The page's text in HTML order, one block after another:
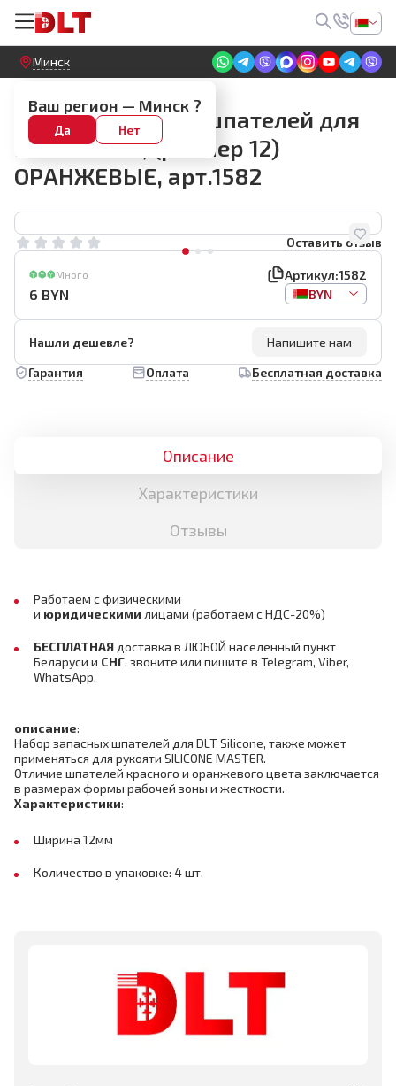
Круглосуточный! Прием заявок на сайте
Минск
Ваш регион — Минск ?
Да Нет
Наборы запасных шпателей
Набор запасных шпателей для
DLT Silicone, (размер 12)
ОРАНЖЕВЫЕ, арт.1582
Оставить отзыв
Много Артикул:1582
6 BYN BYN
Нашли дешевле?
Напишите нам
Гарантия
Оплата Бесплатная доставка
Описание
Характеристики
Отзывы
Работаем с физическими
и юридическими лицами (работаем с НДС-20%)
БЕСПЛАТНАЯ доставка в ЛЮБОЙ населенный пункт
Беларуси и СНГ, звоните или пишите в Telegram, Viber,
WhatsApp.
описание:
Набор запасных шпателей для DLT Silicone, также может
применяться для рукояти SILICONE MASTER.
Отличие шпателей красного и оранжевого цвета заключается
в размерах формы рабочей зоны и жесткости.
Характеристики:
Ширина 12мм
Количество в упаковке: 4 шт.